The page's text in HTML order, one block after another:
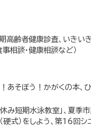
期高齢者健康診査、いきい
相談・健康相談など）
あそぼう！かがくの本、
休み短期水泳教室」、夏季
式）をしよう、第16回シ